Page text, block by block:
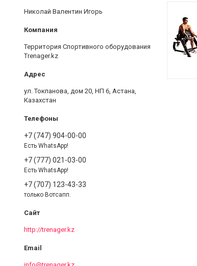
Николай Валентин Игорь
Территория Спортивного оборудования
Trenager.kz
ул. Токпанова, дом 20, НП 6, Астана,
Казахстан
+7 (747) 904-00-00
Есть WhatsApp!
+7 (777) 021-03-00
Есть WhatsApp!
+7 (707) 123-43-33
только Вотсапп.
http://trenager.kz